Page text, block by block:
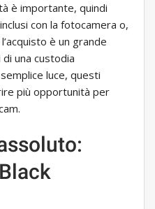
è importante, quindi
con la fotocamera o,
è un grande
una custodia
luce, questi
più opportunità per